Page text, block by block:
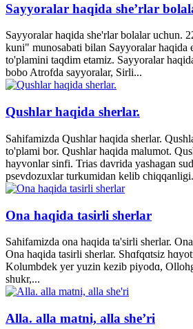
Sayyoralar haqida she’rlar
Sayyoralar haqida she'rlar bolalar uchun.
kuni" munosabati bilan Sayyoralar haqida
to'plamini taqdim etamiz. Sayyoralar
bobo Atrofda sayyoralar, Sirli...
Qushlar haqida sherlar.
Sahifamizda Qushlar haqida sherlar.
to'plami bor. Qushlar haqida malumot.
hayvonlar sinfi. Trias davrida yashagan
psevdozuxlar turkumidan kelib
Ona haqida tasirli sherlar
Sahifamizda ona haqida ta'sirli sherlar.
Ona haqida tasirli sherlar. Shɑfqɑtsiz
Kolumbdek yer yuzin kezib piyodɑ,
shukr,...
Alla. alla matni, alla she’ri